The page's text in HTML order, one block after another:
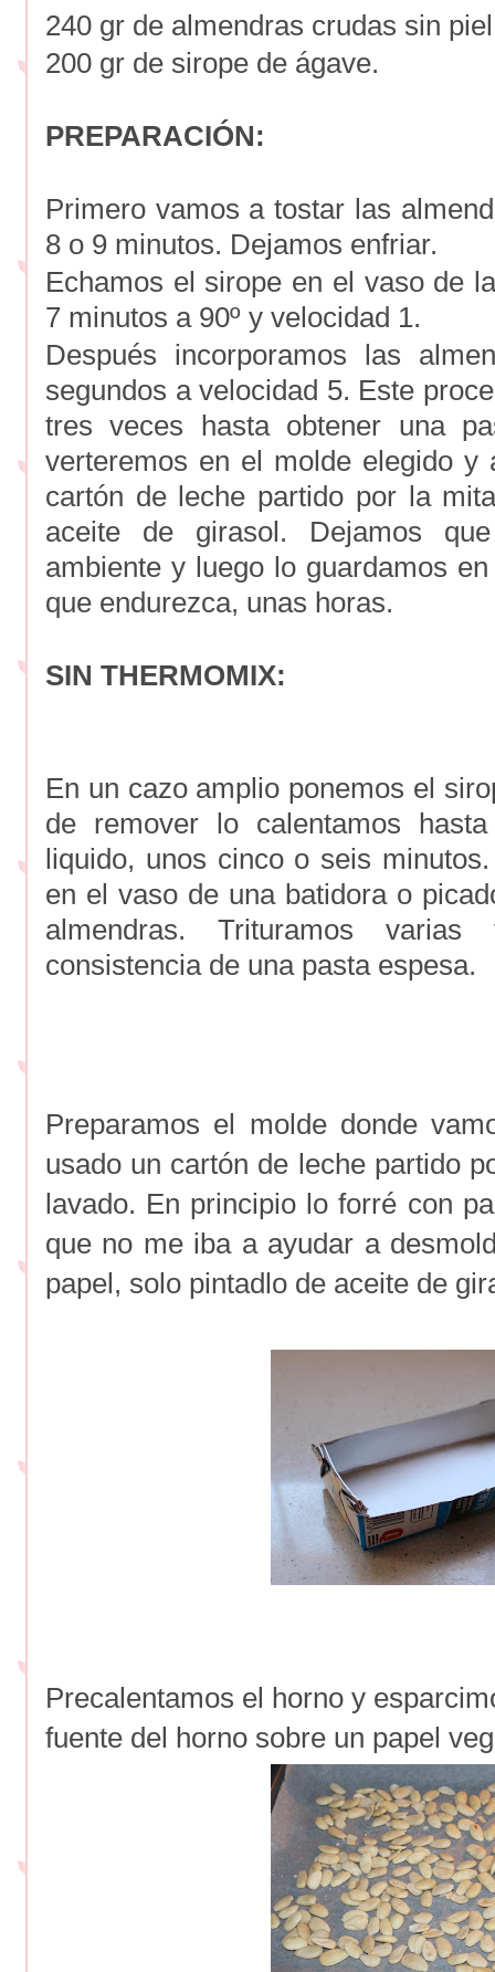
240 gr de almendras crudas sin
200 gr de sirope de ágave.
PREPARACIÓN:
Primero vamos a tostar las
8 o 9 minutos. Dejamos enfriar.
Echamos el sirope en el vaso de
7 minutos a 90º y velocidad 1.
Después incorporamos las
segundos a velocidad 5. Este
tres veces hasta obtener una
verteremos en el molde elegido y
cartón de leche partido por la
aceite de girasol. Dejamos
ambiente y luego lo guardamos
que endurezca, unas horas.
SIN THERMOMIX:
En un cazo amplio ponemos el
de remover lo calentamos
liquido, unos cinco o seis
en el vaso de una batidora o
almendras. Trituramos
consistencia de una pasta espesa.
Preparamos el molde donde
usado un cartón de leche partido
lavado. En principio lo forré con
que no me iba a ayudar a
papel, solo pintadlo de aceite de
Precalentamos el horno y
fuente del horno sobre un papel